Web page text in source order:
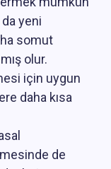
yeni
somut
olur.
için uygun
daha kısa
de